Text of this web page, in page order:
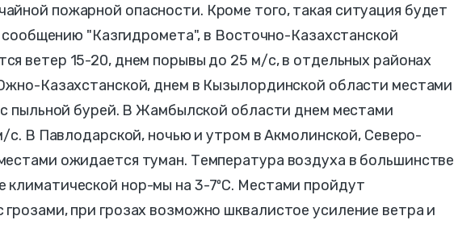
пожарной опасности. Кроме того, такая ситуация будет
сообщению "Казгидромета", в Восточно-Казахстанской
ветер 15-20, днем порывы до 25 м/с, в отдельных районах
Казахстанской, днем в Кызылординской области местами
пыльной бурей. В Жамбылской области днем местами
с. В Павлодарской, ночью и утром в Акмолинской, Северо-
ожидается туман. Температура воздуха в большинстве
климатической нор-мы на 3-7ºС. Местами пройдут
при грозах возможно шквалистое усиление ветра и